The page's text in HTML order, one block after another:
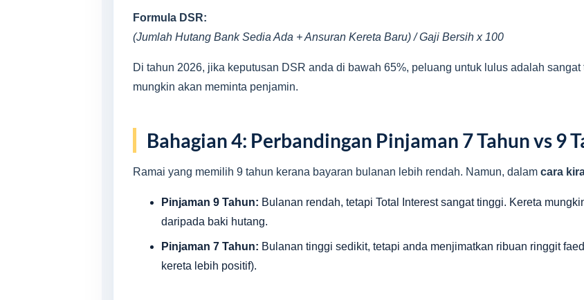
Formula DSR:
(Jumlah Hutang Bank Sedia Ada + Ansuran Kereta Baru) / Gaji Bersih x 100
Di tahun 2026, jika keputusan DSR anda di bawah 65%, peluang untuk lulus adalah
mungkin akan meminta penjamin.
Bahagian 4: Perbandingan Pinjaman 7 Tahun vs 9
Ramai yang memilih 9 tahun kerana bayaran bulanan lebih rendah. Namun, dalam cara
Pinjaman 9 Tahun: Bulanan rendah, tetapi Total Interest sangat tinggi. Kereta
daripada baki hutang.
Pinjaman 7 Tahun: Bulanan tinggi sedikit, tetapi anda menjimatkan ribuan ringgit
kereta lebih positif).